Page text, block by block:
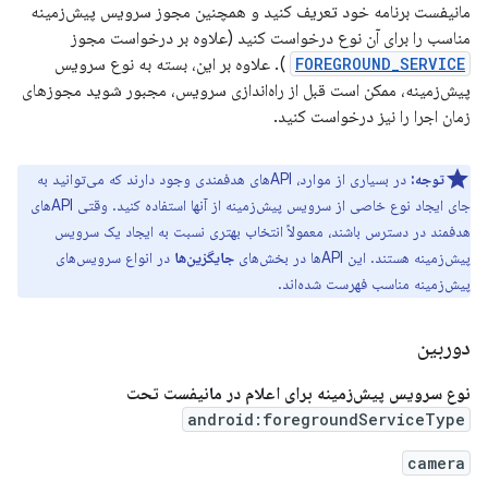
مانیفست برنامه خود تعریف کنید و همچنین مجوز سرویس پیش‌زمینه
مناسب را برای آن نوع درخواست کنید (علاوه بر درخواست مجوز
FOREGROUND_SERVICE ). علاوه بر این، بسته به نوع سرویس
پیش‌زمینه، ممکن است قبل از راه‌اندازی سرویس، مجبور شوید مجوزهای
زمان اجرا را نیز درخواست کنید.
توجه:
در بسیاری از موارد، APIهای هدفمندی وجود دارند که می‌توانید به
جای ایجاد نوع خاصی از سرویس پیش‌زمینه از آنها استفاده کنید. وقتی APIهای
هدفمند در دسترس باشند، معمولاً انتخاب بهتری نسبت به ایجاد یک سرویس
پیش‌زمینه هستند. این APIها در بخش‌های
جایگزین‌ها در انواع سرویس‌های
پیش‌زمینه مناسب فهرست شده‌اند.
دوربین
نوع سرویس پیش‌زمینه برای اعلام در مانیفست تحت
android:foregroundServiceType
camera